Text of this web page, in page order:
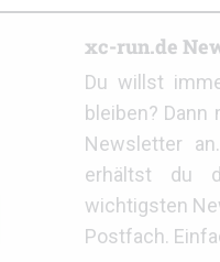
xc-run.de
Du willst
bleiben?
Newsletter
erhältst du
wichtigsten
Postfach.